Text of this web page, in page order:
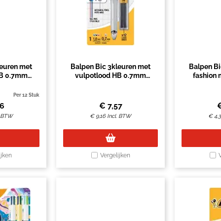
met
0.7mm
Per 12 Stuk
Balpen Bic 3kleuren met
vulpotlood HB 0.7mm
€ 7,57
€ 9,16 Incl. BTW
Vergelijken
Balpen
fashion
€